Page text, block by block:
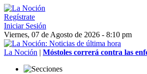
Regístrate
Iniciar Sesión
Viernes, 07 de Agosto de 2026 - 8:10 pm
La Noción | Móstoles correrá contra las